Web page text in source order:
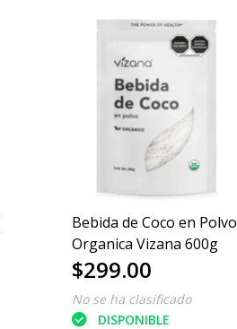
Bebida de Coco en Polvo
Organica Vizana 600g
$299.00
No se ha clasificado
DISPONIBLE